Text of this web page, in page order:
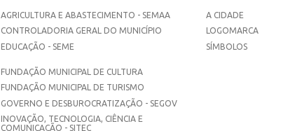
AGRICULTURA E ABASTECIMENTO - SEMAA
CONTROLADORIA GERAL DO MUNICÍPIO
EDUCAÇÃO - SEME
FUNDAÇÃO MUNICIPAL DE CULTURA
FUNDAÇÃO MUNICIPAL DE TURISMO
GOVERNO E DESBUROCRATIZAÇÃO - SEGOV
INOVAÇÃO, TECNOLOGIA, CIÊNCIA E
COMUNICAÇÃO - SITEC
A CIDADE
LOGOMARCA
SÍMBOLOS